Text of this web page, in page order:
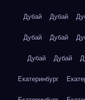
Дубай Дубай
Дубай Дубай
Дубай Дубай
Екатеринбург